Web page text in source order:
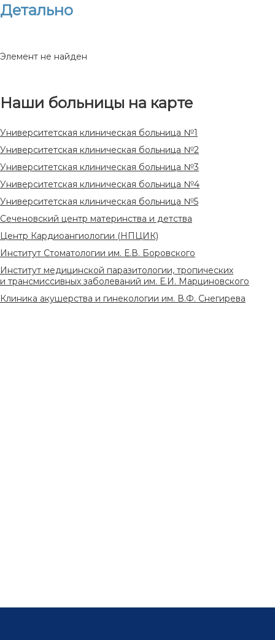
Детально
Элемент не найден
Наши больницы на карте
Университетская клиническая больница №1
Университетская клиническая больница №2
Университетская клиническая больница №3
Университетская клиническая больница №4
Университетская клиническая больница №5
Сеченовский центр материнства и детства
Центр Кардиоангиологии (НПЦИК)
Институт Стоматологии им. Е.В. Боровского
Институт медицинской паразитологии, тропических
и трансмиссивных заболеваний им. Е.И. Марциновского
Клиника акушерства и гинекологии им. В.Ф. Снегирева